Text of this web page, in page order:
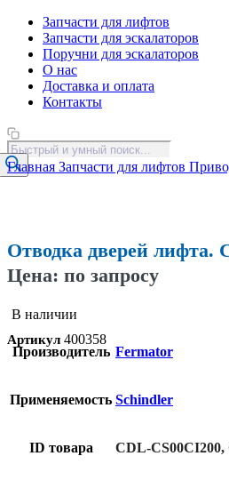
Запчасти для лифтов
Запчасти для эскалаторов
Поручни для эскалаторов
О нас
Доставка и оплата
Контакты
Поиск
товаров
Главная Запчасти для лифтов
Отводка дверей лифта.
Цена: по запросу
В наличии
Артикул 400358
Производитель Fermator
Применяемость Schindler
ID товара CDL-CS00CI200,